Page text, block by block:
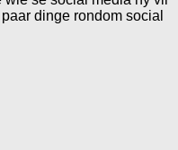
dinge rondom social